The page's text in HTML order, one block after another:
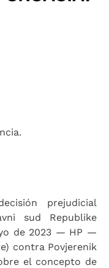
prejudicial
sud Republike
de 2023 — HP —
contra Povjerenik
el concepto de